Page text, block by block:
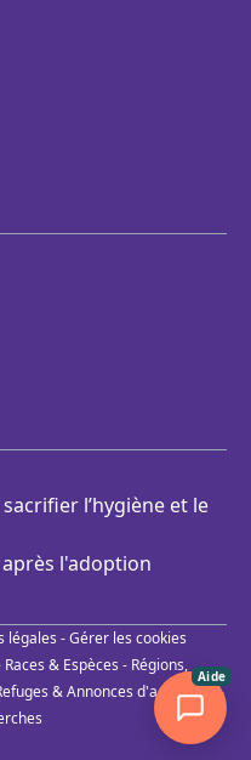
l’hygiène et le
l'adoption
légales -Gérer les cookies
Races & Espèces - Régions,
& Annonces d'adoptions-
Aide